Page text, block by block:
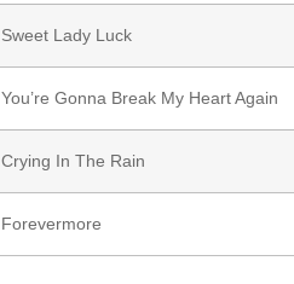
Sweet Lady Luck
You’re Gonna Break My Heart Again
Crying In The Rain
Forevermore